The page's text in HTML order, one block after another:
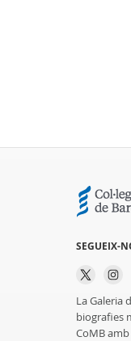
SEGUEIX-
La Galeria
biografies
CoMB